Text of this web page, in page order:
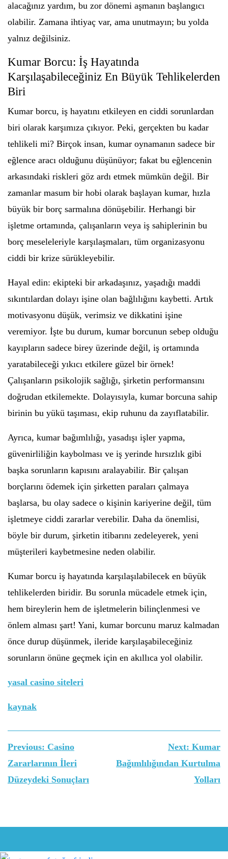
alacağınız yardım, bu zor dönemi aşmanın başlangıcı
olabilir. Zamana ihtiyaç var, ama unutmayın; bu yolda
yalnız değilsiniz.
Kumar Borcu: İş Hayatında
Karşılaşabileceğiniz En Büyük Tehlikelerden
Biri
Kumar borcu, iş hayatını etkileyen en ciddi sorunlardan
biri olarak karşımıza çıkıyor. Peki, gerçekten bu kadar
tehlikeli mi? Birçok insan, kumar oynamanın sadece bir
eğlence aracı olduğunu düşünüyor; fakat bu eğlencenin
arkasındaki riskleri göz ardı etmek mümkün değil. Bir
zamanlar masum bir hobi olarak başlayan kumar, hızla
büyük bir borç sarmalına dönüşebilir. Herhangi bir
işletme ortamında, çalışanların veya iş sahiplerinin bu
borç meseleleriyle karşılaşmaları, tüm organizasyonu
ciddi bir krize sürükleyebilir.
Hayal edin: ekipteki bir arkadaşınız, yaşadığı maddi
sıkıntılardan dolayı işine olan bağlılığını kaybetti. Artık
motivasyonu düşük, verimsiz ve dikkatini işine
veremiyor. İşte bu durum, kumar borcunun sebep olduğu
kayıpların sadece birey üzerinde değil, iş ortamında
yaratabileceği yıkıcı etkilere güzel bir örnek!
Çalışanların psikolojik sağlığı, şirketin performansını
doğrudan etkilemekte. Dolayısıyla, kumar borcuna sahip
birinin bu yükü taşıması, ekip ruhunu da zayıflatabilir.
Ayrıca, kumar bağımlılığı, yasadışı işler yapma,
güvenirliliğin kaybolması ve iş yerinde hırsızlık gibi
başka sorunların kapısını aralayabilir. Bir çalışan
borçlarını ödemek için şirketten paraları çalmaya
başlarsa, bu olay sadece o kişinin kariyerine değil, tüm
işletmeye ciddi zararlar verebilir. Daha da önemlisi,
böyle bir durum, şirketin itibarını zedeleyerek, yeni
müşterileri kaybetmesine neden olabilir.
Kumar borcu iş hayatında karşılaşılabilecek en büyük
tehlikelerden biridir. Bu sorunla mücadele etmek için,
hem bireylerin hem de işletmelerin bilinçlenmesi ve
önlem alması şart! Yani, kumar borcunu maruz kalmadan
önce durup düşünmek, ileride karşılaşabileceğiniz
sorunların önüne geçmek için en akıllıca yol olabilir.
yasal casino siteleri
kaynak
Yazı
gezinmesi
Previous: Casino
Zararlarının İleri
Düzeydeki Sonuçları
Next: Kumar
Bağımlılığından Kurtulma
Yolları